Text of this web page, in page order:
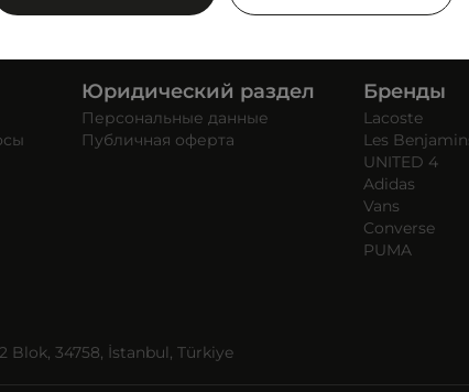
Юридический раздел
Персональные данные
Публичная оферта
Бренды
Lacoste
Les
UNITED 4
Adidas
Vans
Converse
PUMA
Blok, 34758, İstanbul, Türkiye